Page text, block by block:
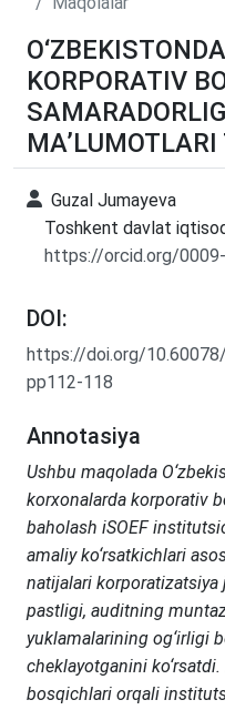
KORPORATIV
Guzal Jumayeva
Toshkent davlat
https://orcid.org/
DOI:
https://doi.org/
pp112-118
Annotasiya
Ushbu maqolada
korxonalarda korporativ
baholash iSOEF
amaliy ko‘rsatkichlari
natijalari
pastligi, auditning
yuklamalarining og‘irligi
cheklayotganini
bosqichlari orqali